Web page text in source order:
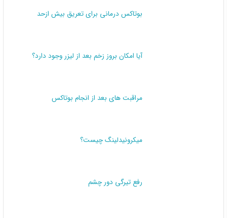
بوتاکس درمانی برای تعریق بیش ازحد
آیا امکان بروز زخم بعد از لیزر وجود دارد؟
مراقبت های بعد از انجام بوتاکس
میکرونیدلینگ چیست؟
رفع تیرگی دور چشم